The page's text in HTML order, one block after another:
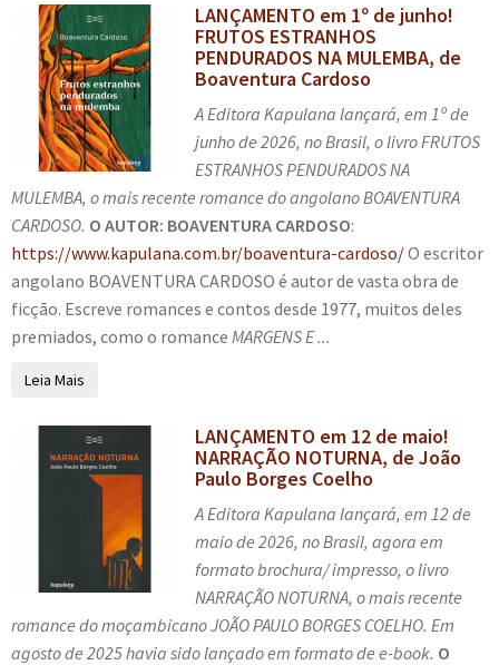
e
s
c
e
n
d
e
t
e
u
d
e
s
c
e
n
e
n
t
LANÇAMENTO em 1º de junho!
FRUTOS ESTRANHOS
PENDURADOS NA MULEMBA, de
Boaventura Cardoso
A Editora Kapulana lançará, em 1º de
junho de 2026, no Brasil, o livro FRUTOS
ESTRANHOS PENDURADOS NA
MULEMBA, o mais recente romance do angolano BOAVENTURA
CARDOSO. O AUTOR: BOAVENTURA CARDOSO:
https://www.kapulana.com.br/boaventura-cardoso/O escritor
angolano BOAVENTURA CARDOSO é autor de vasta obra de
ficção. Escreve romances e contos desde 1977, muitos deles
premiados, como o romance MARGENS E ...
Leia Mais
LANÇAMENTO em 12 de maio!
NARRAÇÃO NOTURNA, de João
Paulo Borges Coelho
A Editora Kapulana lançará, em 12 de
maio de 2026, no Brasil, agora em
formato brochura/ impresso, o livro
NARRAÇÃO NOTURNA, o mais recente
romance do moçambicano JOÃO PAULO BORGES COELHO. Em
agosto de 2025 havia sido lançado em formato de e-book. O